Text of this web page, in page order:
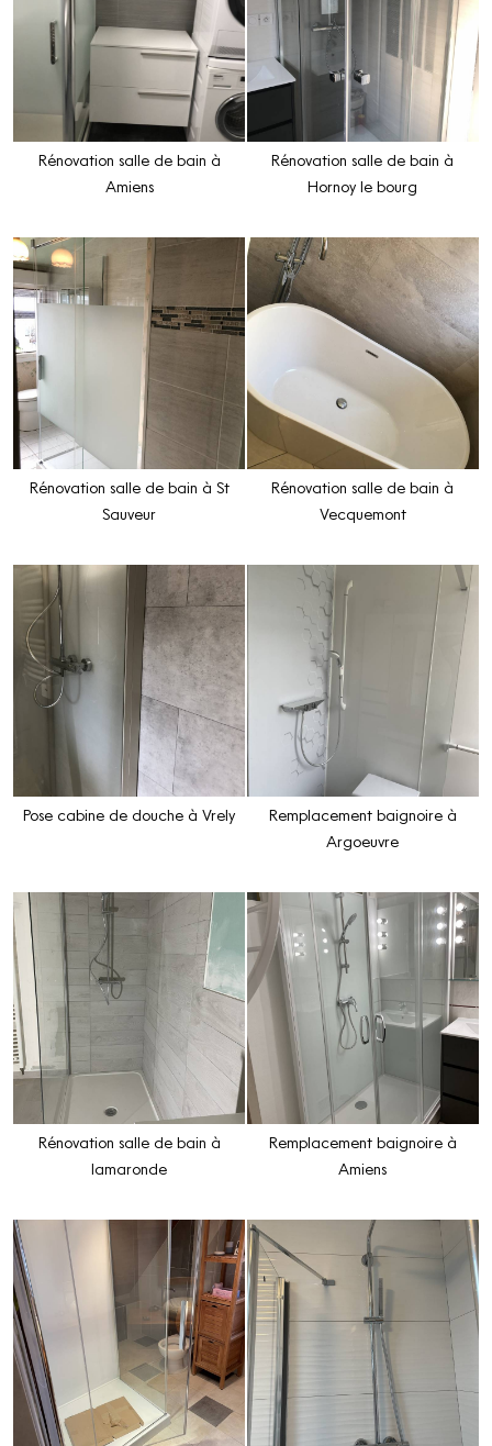
Rénovation salle de bain à
Amiens
Rénovation salle de bain à
Hornoy le bourg
Rénovation salle de bain à St
Sauveur
Rénovation salle de bain à
Vecquemont
Pose cabine de douche à Vrely
Remplacement baignoire à
Argoeuvre
Rénovation salle de bain à
lamaronde
Remplacement baignoire à
Amiens